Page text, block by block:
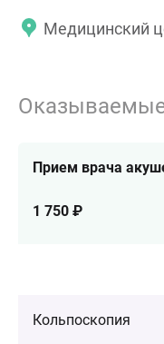
Медицинский
Оказываемые
Прием врача
1 750 ₽
Кольпоскопия